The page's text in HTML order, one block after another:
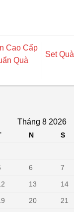
Cao Cấp
Quà
Set
Tháng 8 2026
N S
6 7
13 14
20 21